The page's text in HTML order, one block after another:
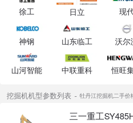
徐工 日立 现
神钢 山东临工 沃尔
山河智能 中联重科 恒旺
挖掘机机型参数列表 牡丹江挖掘机二手价
三一重工